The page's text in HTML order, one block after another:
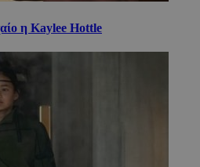
η Kaylee Hottle